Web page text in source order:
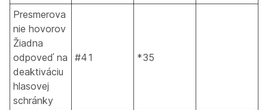
Presmerova
nie hovorov
Žiadna
odpoveď na
deaktiváciu
hlasovej
schránky
#41 *35